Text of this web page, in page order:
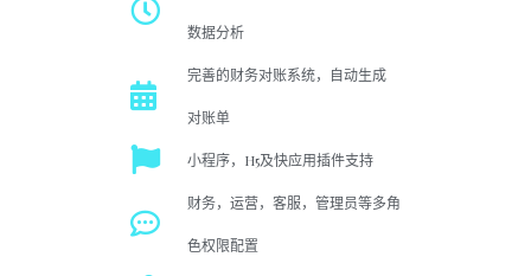
数据分析
完善的财务对账系统，自动生成
对账单
小程序，H5及快应用插件支持
财务，运营，客服，管理员等多角
色权限配置